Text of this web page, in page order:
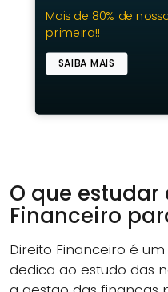
Mais de 80% de
primeira!!
SAIBA MAIS
O que estudar
Financeiro
Direito Financeiro é
dedica ao estudo das